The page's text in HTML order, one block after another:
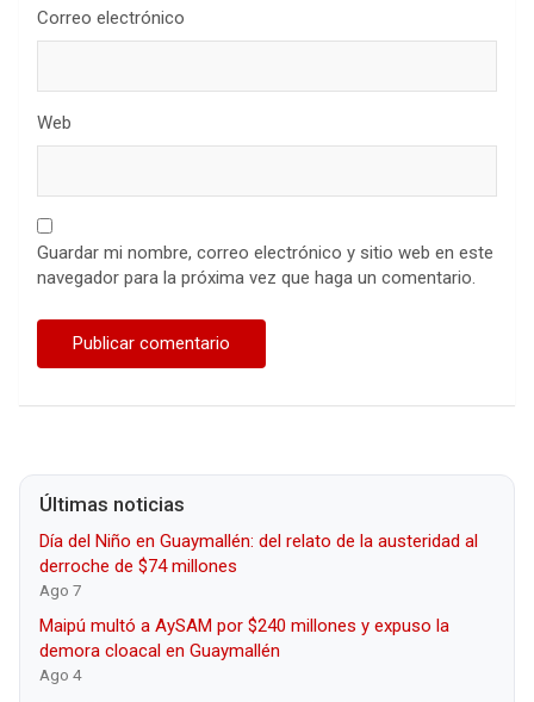
Correo electrónico
Web
Guardar mi nombre, correo electrónico y sitio web en este
navegador para la próxima vez que haga un comentario.
Últimas noticias
Día del Niño en Guaymallén: del relato de la austeridad al
derroche de $74 millones
Ago 7
Maipú multó a AySAM por $240 millones y expuso la
demora cloacal en Guaymallén
Ago 4